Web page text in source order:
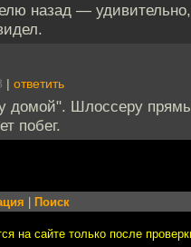
назад — удивительно,
| ответить
домой". Шлоссеру
побег.
| Поиск
на сайте только после